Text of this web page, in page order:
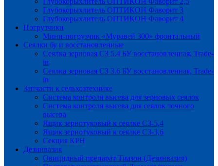
Глубокорыхлитель ОПТИКОН Фаворит 3
Глубокорыхлитель ОПТИКОН Фаворит 4
Погрузчики
Мини-погрузчик «Муравей 300» фронтальный
Сеялки бу и восстановленные
Сеялка зерновая СЗ 5.4 БУ восстановленная, Trade-
in
Сеялка зерновая СЗ 3.6 БУ восстановленная, Trade-
in
Запчасти к сельхозтехнике
Система контроля высева для зерновых сеялок
Система контроля высева для сеялок точного
высева
Ящик зернотуковый к сеялке СЗ-5,4
Ящик зернотуковый к сеялке СЗ-3,6
Секция КРН
Дезинвазия
Овицидный препарат Тиазон (Дезинвазия)